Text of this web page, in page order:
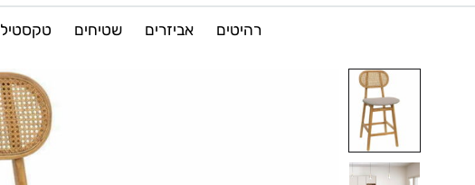
רהיטים אביזרים שטיחים טקסטיל